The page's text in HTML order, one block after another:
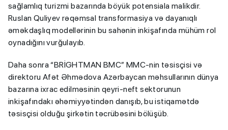
sağlamlıq turizmi bazarında böyük potensiala malikdir.
Ruslan Quliyev rəqəmsal transformasiya və dayanıqlı
əməkdaşlıq modellərinin bu sahənin inkişafında mühüm rol
oynadığını vurğulayıb.
Daha sonra “BRİGHTMAN BMC” MMC-nin təsisçisi və
direktoru Afət Əhmədova Azərbaycan məhsullarının dünya
bazarına ixrac edilməsinin qeyri-neft sektorunun
inkişafındakı əhəmiyyətindən danışıb, bu istiqamətdə
təsisçisi olduğu şirkətin təcrübəsini bölüşüb.